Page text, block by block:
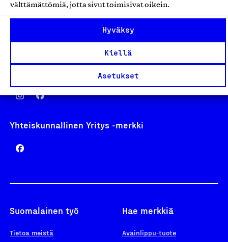
välttämättömiä, jotta sivut toimisivat oikein.
Hyväksy
Kiellä
Asetukset
Avainlippu
Yhteiskunnallinen Yritys -merkki
Suomalainen työ
Tietoa meistä
Hae merkkiä
Avainlippu-tuote